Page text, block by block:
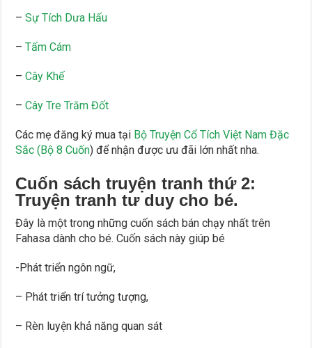
–Sự Tích Dưa Hấu
–Tấm Cám
–Cây Khế
–Cây Tre Trăm Đốt
Các mẹ đăng ký mua tại Bộ Truyện Cổ Tích Việt Nam Đặc
Sắc (Bộ 8 Cuốn) để nhận được ưu đãi lớn nhất nha.
Cuốn sách truyện tranh thứ 2:
Truyện tranh tư duy cho bé.
Đây là một trong những cuốn sách bán chạy nhất trên
Fahasa dành cho bé. Cuốn sách này giúp bé
-Phát triển ngôn ngữ,
– Phát triển trí tưởng tượng,
– Rèn luyện khả năng quan sát